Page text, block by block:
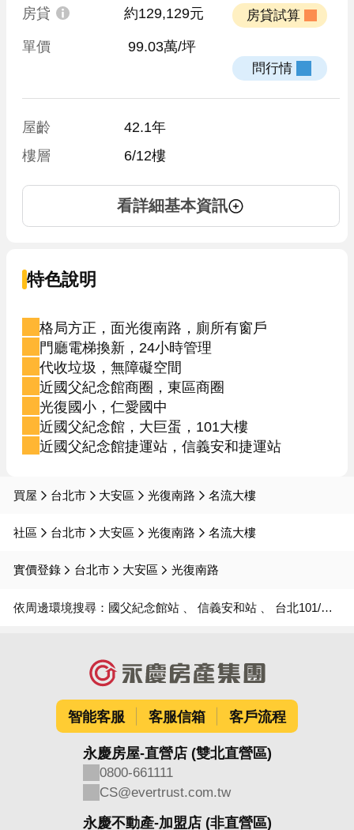
房貸 約129,129元
單價 99.03萬/坪
屋齡
42.1年
樓層
6/12樓
看詳細基本資訊
特色說明
格局方正，面光復南路，廁所有窗戶
門廳電梯換新，24小時管理
代收垃圾，無障礙空間
近國父紀念館商圈，東區商圈
光復國小，仁愛國中
近國父紀念館，大巨蛋，101大樓
近國父紀念館捷運站，信義安和捷運站
買屋 台北市 大安區 光復南路 名流大樓
社區 台北市 大安區 光復南路 名流大樓
實價登錄 台北市 大安區 光復南路
依周邊環境搜尋： 國父紀念館站 信義安和站 台北101/世貿站
智能客服 客服信箱 客戶流程
永慶房屋-直營店 (雙北直營區)
0800-661111
CS@evertrust.com.tw
永慶不動產-加盟店 (非直營區)